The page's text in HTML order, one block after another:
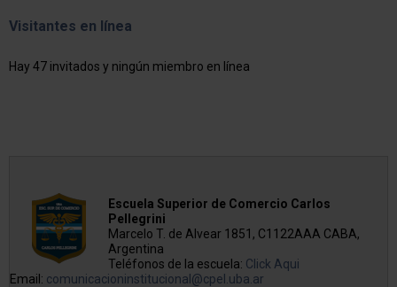
Visitantes en línea
Hay 47 invitados y ningún miembro en línea
Escuela Superior de Comercio Carlos
Pellegrini
Marcelo T. de Alvear 1851, C1122AAA CABA,
Argentina
Teléfonos de la escuela: Click Aqui
Email: comunicacioninstitucional@cpel.uba.ar